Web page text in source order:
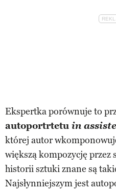
Ekspertka porównuje to
autoportrtetu in
której autor
większą kompozycję przez
historii sztuki znane są
Najsłynniejszym jest